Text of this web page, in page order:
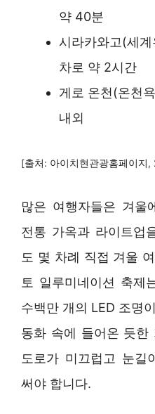
약 40분
시라카와고(세
차로 약 2시간
게로 온천(온천
내외
[출처: 아이치현관광홈페이지,
많은 여행자들은 겨울
전통 가옥과 라이트업
도 몇 차례 직접 겨울
토 일루미네이션 축제
수백만 개의 LED 조명
동화 속에 들어온 듯한
도로가 미끄럽고 눈길
써야 합니다.